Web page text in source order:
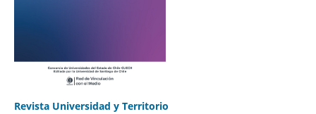
Revista Universidad y Territorio